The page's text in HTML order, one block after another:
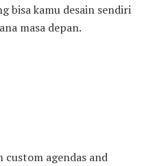
bisa kamu desain sendiri
masa depan.
agendas and